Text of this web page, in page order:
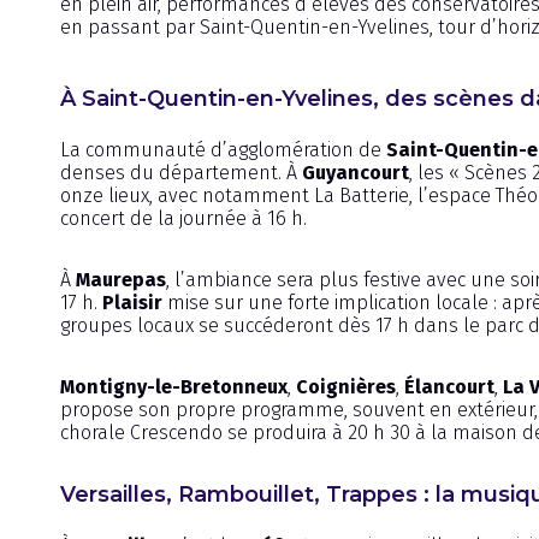
en passant par Saint-Quentin-en-Yvelines, tour
À Saint-Quentin-en-Yvelines, des scènes
La communauté d’agglomération de Saint-Quentin-
denses du département. À Guyancourt, les « Scènes
onze lieux, avec notamment La Batterie, l’espace
concert de la journée à 16 h.
À Maurepas, l’ambiance sera plus festive avec une
17 h. Plaisir mise sur une forte implication locale :
groupes locaux se succéderont dès 17 h dans le parc
Montigny-le-Bretonneux, Coignières, Élancourt, La
propose son propre programme, souvent en
chorale Crescendo se produira à 20 h 30 à la maison
Versailles, Rambouillet, Trappes : la